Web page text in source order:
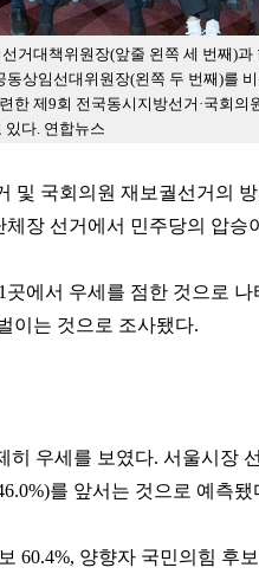
거대책위원장(앞줄 왼쪽 세 번째)과
동상임선대위원장(왼쪽 두 번째)를
한 제9회 전국동시지방선거·국회의
있다. 연합뉴스
및 국회의원 재보궐선거의 방
장 선거에서 민주당의 압승
에서 우세를 점한 것으로
이는 것으로 조사됐다.
히 우세를 보였다. 서울시장
를 앞서는 것으로 예측됐
60.4%, 양향자 국민의힘 후